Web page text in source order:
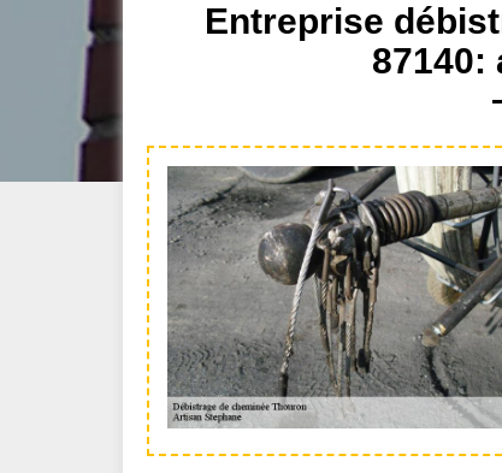
Entreprise
87140: